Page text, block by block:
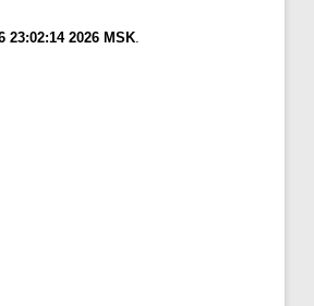
23:02:14 2026 MSK.